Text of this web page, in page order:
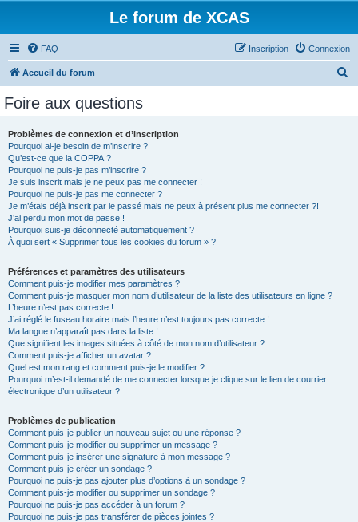
Le forum de XCAS
FAQ Connexion
Inscription
Accueil du forum
Foire aux questions
Problèmes de connexion et d’inscription
Pourquoi ai-je besoin de m’inscrire ?
Qu’est-ce que la COPPA ?
Pourquoi ne puis-je pas m’inscrire ?
Je suis inscrit mais je ne peux pas me connecter !
Pourquoi ne puis-je pas me connecter ?
Je m’étais déjà inscrit par le passé mais ne peux à présent plus me connecter ?!
J’ai perdu mon mot de passe !
Pourquoi suis-je déconnecté automatiquement ?
À quoi sert « Supprimer tous les cookies du forum » ?
Préférences et paramètres des utilisateurs
Comment puis-je modifier mes paramètres ?
Comment puis-je masquer mon nom d’utilisateur de la liste des utilisateurs en ligne ?
L’heure n’est pas correcte !
J’ai réglé le fuseau horaire mais l’heure n’est toujours pas correcte !
Ma langue n’apparaît pas dans la liste !
Que signifient les images situées à côté de mon nom d’utilisateur ?
Comment puis-je afficher un avatar ?
Quel est mon rang et comment puis-je le modifier ?
Pourquoi m’est-il demandé de me connecter lorsque je clique sur le lien de courrier
électronique d’un utilisateur ?
Problèmes de publication
Comment puis-je publier un nouveau sujet ou une réponse ?
Comment puis-je modifier ou supprimer un message ?
Comment puis-je insérer une signature à mon message ?
Comment puis-je créer un sondage ?
Pourquoi ne puis-je pas ajouter plus d’options à un sondage ?
Comment puis-je modifier ou supprimer un sondage ?
Pourquoi ne puis-je pas accéder à un forum ?
Pourquoi ne puis-je pas transférer de pièces jointes ?